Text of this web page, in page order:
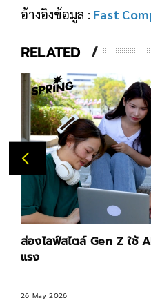
อ้างอิงข้อมูล : Fast
RELATED
ส่องไลฟ์สไตล์ Gen Z ใช้
แรง
26 May 2026